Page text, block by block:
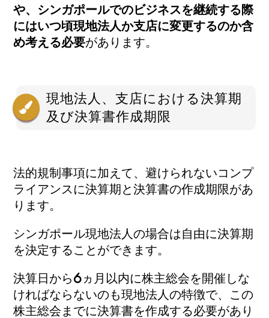
や、シンガポールでのビジネスを継続する際
にはいつ頃現地法人か支店に変更するのか含
め考える必要があります。
現地法人、支店における決算期
及び決算書作成期限
法的規制事項に加えて、避けられないコンプ
ライアンスに決算期と決算書の作成期限があ
ります。
シンガポール現地法人の場合は自由に決算期
を決定することができます。
決算日から6ヵ月以内に株主総会を開催しな
ければならないのも現地法人の特徴で、この
株主総会までに決算書を作成する必要があり